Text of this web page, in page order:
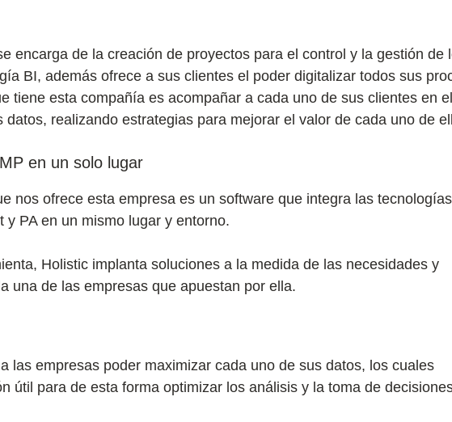
encarga de la creación de proyectos para el control y la gestión de
BI, además ofrece a sus clientes el poder digitalizar todos sus
tiene esta compañía es acompañar a cada uno de sus clientes en el
datos, realizando estrategias para mejorar el valor de cada uno de
en un solo lugar
nos ofrece esta empresa es un software que integra las
y PA en un mismo lugar y entorno.
Holistic implanta soluciones a la medida de las necesidades y
una de las empresas que apuestan por ella.
las empresas poder maximizar cada uno de sus datos, los cuales
útil para de esta forma optimizar los análisis y la toma de